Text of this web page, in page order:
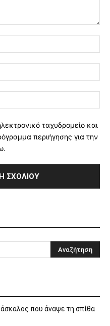
ταχυδρομείο και
περιήγησης για την
που άναψε τη σπίθα